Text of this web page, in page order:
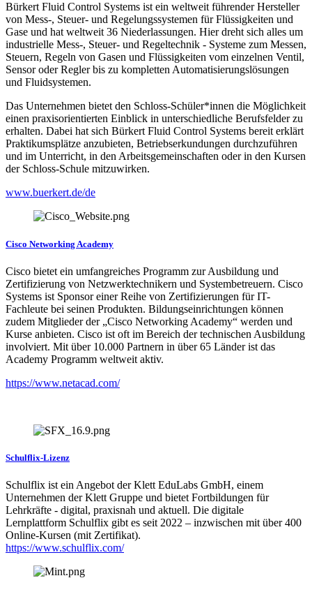
Bürkert Fluid Control Systems ist ein weltweit führender Hersteller
von Mess-, Steuer- und Regelungssystemen für Flüssigkeiten und
Gase und hat weltweit 36 Niederlassungen. Hier dreht sich alles um
industrielle Mess-, Steuer- und Regeltechnik - Systeme zum Messen,
Steuern, Regeln von Gasen und Flüssigkeiten vom einzelnen Ventil,
Sensor oder Regler bis zu kompletten Automatisierungslösungen
und Fluidsystemen.
Das Unternehmen bietet den Schloss-Schüler*innen die Möglichkeit
einen praxisorientierten Einblick in unterschiedliche Berufsfelder zu
erhalten. Dabei hat sich Bürkert Fluid Control Systems bereit erklärt
Praktikumsplätze anzubieten, Betriebserkundungen durchzuführen
und im Unterricht, in den Arbeitsgemeinschaften oder in den Kursen
der Schloss-Schule mitzuwirken.
www.buerkert.de/de
Cisco Networking Academy
Cisco bietet ein umfangreiches Programm zur Ausbildung und
Zertifizierung von Netzwerktechnikern und Systembetreuern. Cisco
Systems ist Sponsor einer Reihe von Zertifizierungen für IT-
Fachleute bei seinen Produkten. Bildungseinrichtungen können
zudem Mitglieder der „Cisco Networking Academy“ werden und
Kurse anbieten. Cisco ist oft im Bereich der technischen Ausbildung
involviert. Mit über 10.000 Partnern in über 65 Länder ist das
Academy Programm weltweit aktiv.
https://www.netacad.com/
Schulflix-Lizenz
Schulflix ist ein Angebot der Klett EduLabs GmbH, einem
Unternehmen der Klett Gruppe und bietet Fortbildungen für
Lehrkräfte - digital, praxisnah und aktuell. Die digitale
Lernplattform Schulflix gibt es seit 2022 – inzwischen mit über 400
Online-Kursen (mit Zertifikat).
https://www.schulflix.com/